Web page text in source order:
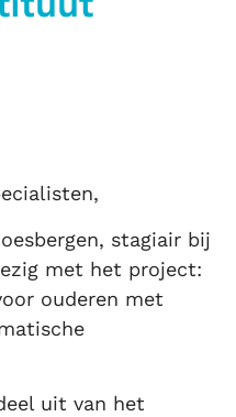
stagiair bij
met het project:
ouderen met
uit van het